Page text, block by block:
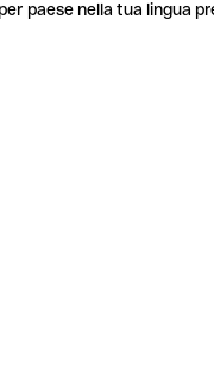
paese nella tua lingua